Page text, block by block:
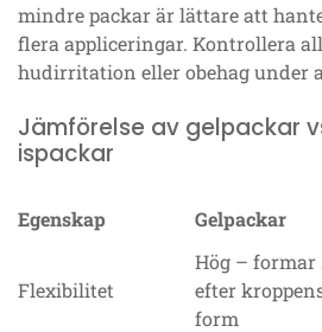
mindre packar är lättare att
flera appliceringar. Kontrollera
hudirritation eller obehag under
Jämförelse av gelpackar
ispackar
Egenskap Gelpackar
Flexibilitet
Hög – formar
efter
form